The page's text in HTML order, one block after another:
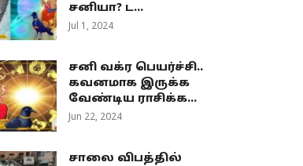
சனியா? ட...
Jul 1, 2024
சனி வக்ர பெயர்ச்சி..
கவனமாக இருக்க
வேண்டிய ராசிக்க...
Jun 22, 2024
சாலை விபத்தில்